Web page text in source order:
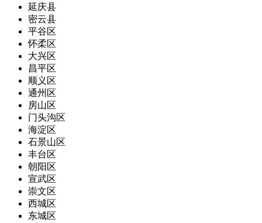
延庆县
密云县
平谷区
怀柔区
大兴区
昌平区
顺义区
通州区
房山区
门头沟区
海淀区
石景山区
丰台区
朝阳区
宣武区
崇文区
西城区
东城区